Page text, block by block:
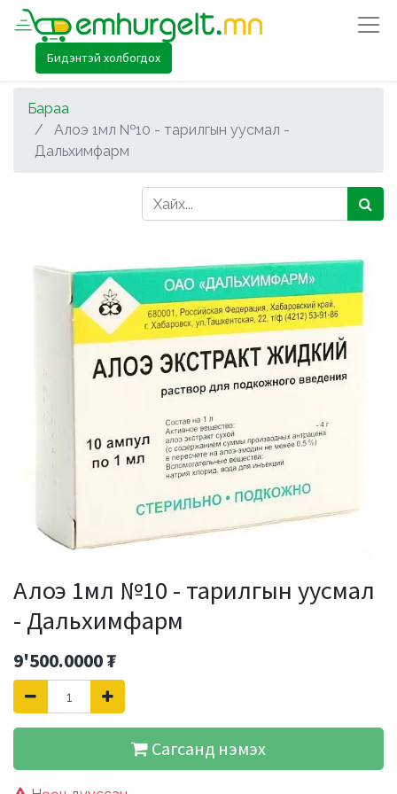
Бидэнтэй холбогдох
Бараа
Алоэ 1мл №10 - тарилгын уусмал -
Дальхимфарм
Алоэ 1мл №10 - тарилгын уусмал
- Дальхимфарм
9'500.0000₮
Сагсанд нэмэх